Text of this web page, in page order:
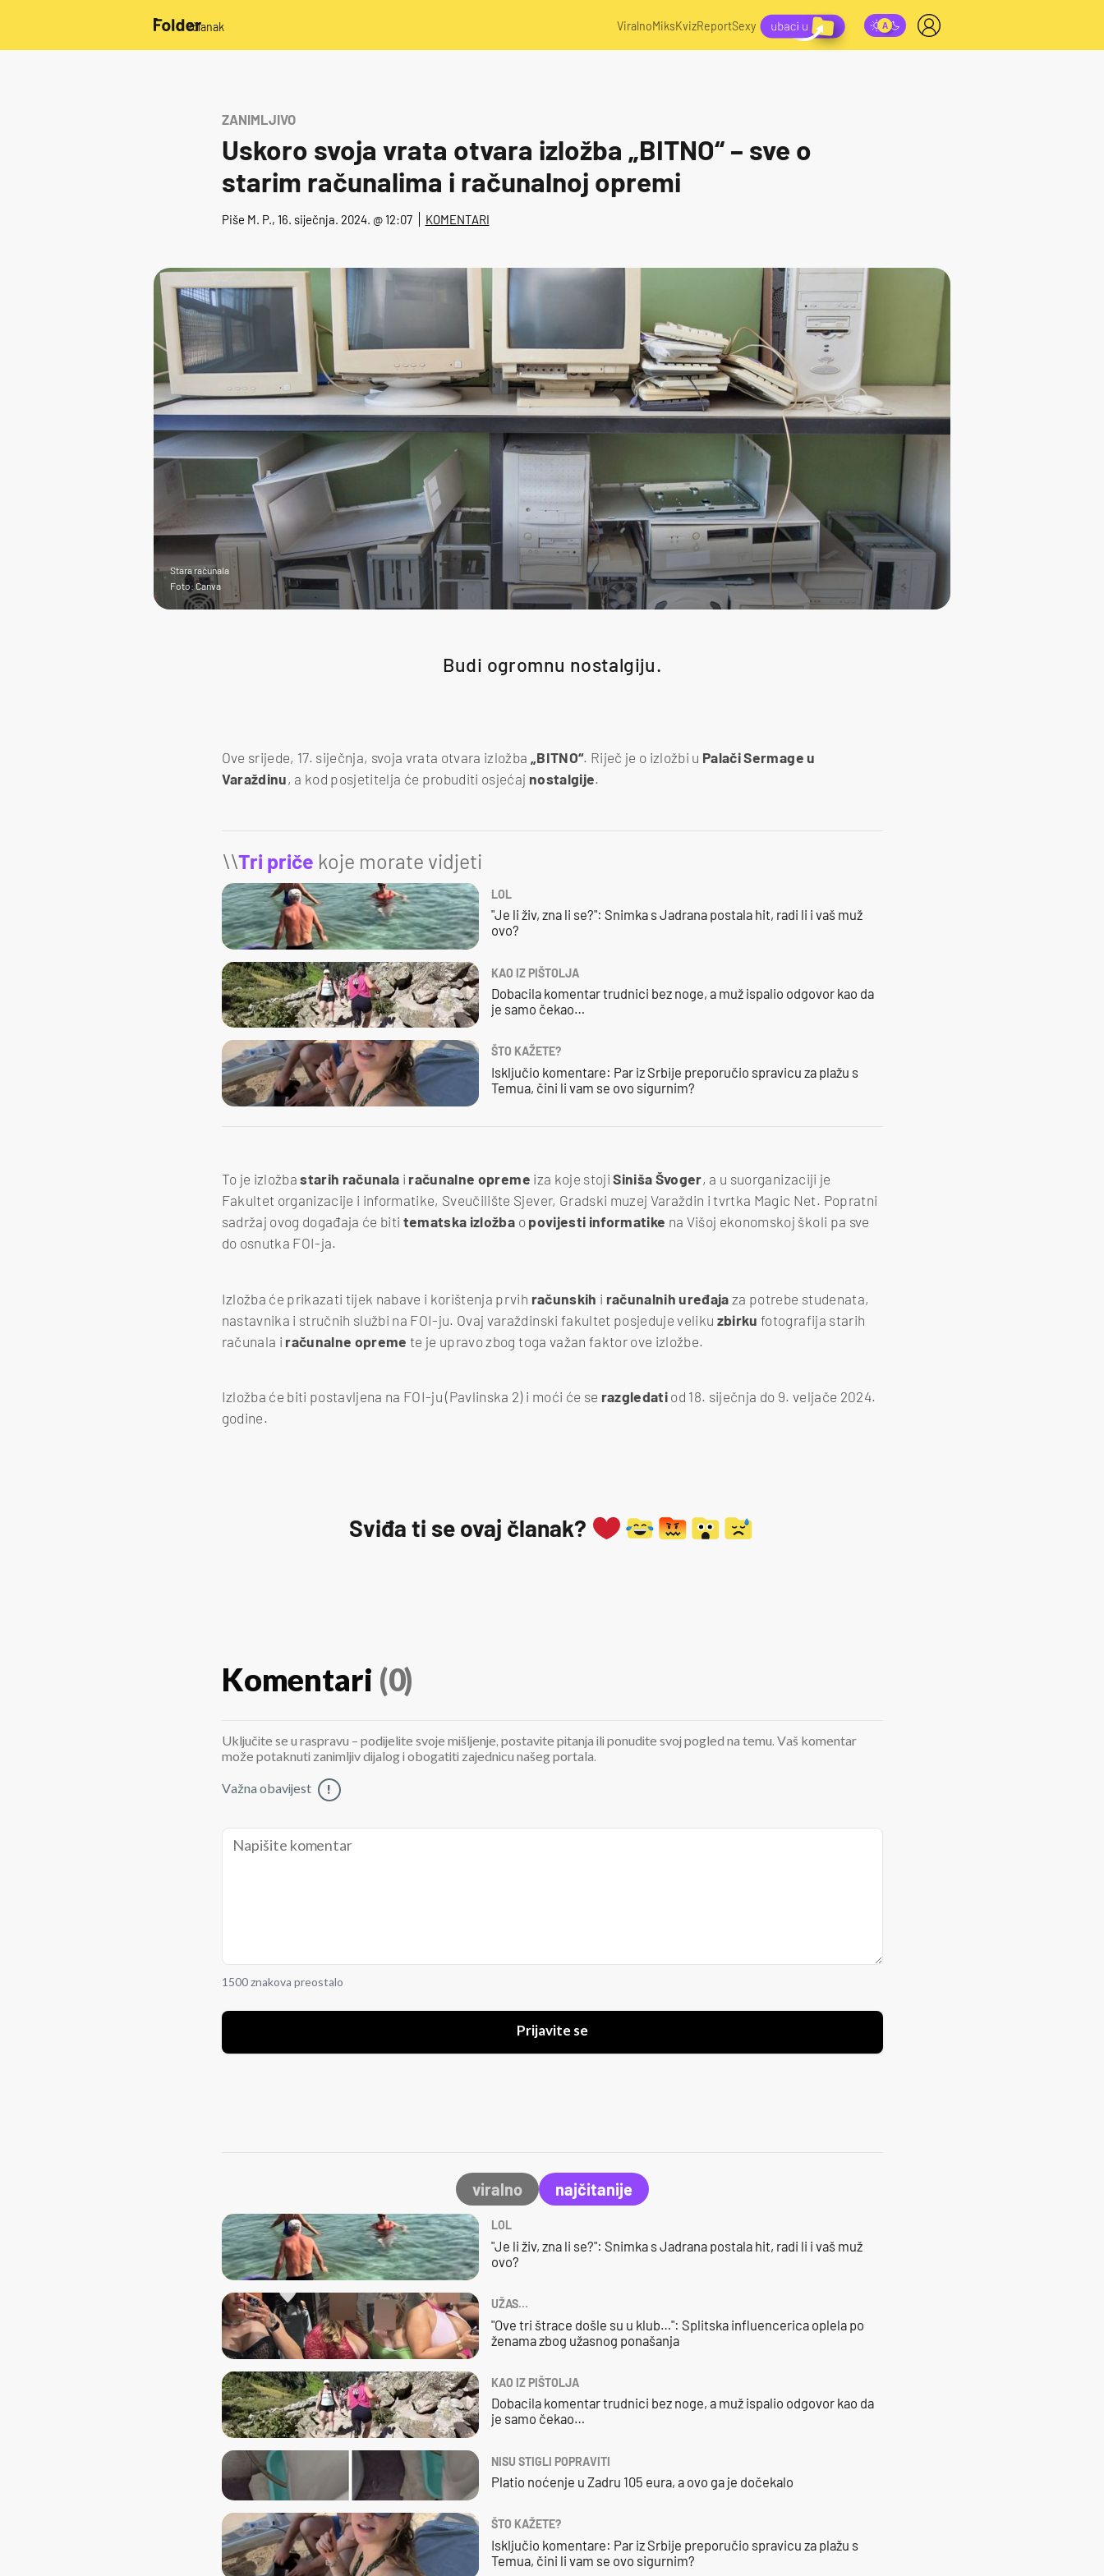
/članak ViralnoMiksKvizReportSexy
ZANIMLJIVO
Uskoro svoja vrata otvara izložba „BITNO“ – sve o
starim računalima i računalnoj opremi
Piše M. P., 16. siječnja. 2024. @ 12:07 KOMENTARI
Stara računala
Foto: Canva
Budi ogromnu nostalgiju.
Ove srijede, 17. siječnja, svoja vrata otvara izložba „BITNO“. Riječ je o izložbi u Palači Sermage u
Varaždinu , a kod posjetitelja će probuditi osjećaj nostalgije.
\\Tri priče koje morate vidjeti
LOL
"Je li živ, zna li se?": Snimka s Jadrana postala hit, radi li i vaš muž
ovo?
KAO IZ PIŠTOLJA
Dobacila komentar trudnici bez noge, a muž ispalio odgovor kao da
je samo čekao…
ŠTO KAŽETE?
Isključio komentare: Par iz Srbije preporučio spravicu za plažu s
Temua, čini li vam se ovo sigurnim?
To je izložbastarih računala i računalne opreme iza koje stojiSiniša Švoger, a u suorganizaciji je
Fakultet organizacije i informatike, Sveučilište Sjever, Gradski muzej Varaždin i tvrtka Magic Net. Popratni
sadržaj ovog događaja će biti tematska izložba o povijesti informatike na Višoj ekonomskoj školi pa sve
do osnutka FOI-ja.
Izložba će prikazati tijek nabave i korištenja prvih računskih i računalnihuređajaza potrebe studenata,
nastavnika i stručnih službi na FOI-ju. Ovaj varaždinski fakultet posjeduje veliku zbirkufotografija starih
računala i računalne opremete je upravo zbog toga važan faktor ove izložbe.
Izložba će biti postavljena na FOI-ju (Pavlinska 2) i moći će se razgledati od 18. siječnja do 9. veljače 2024.
godine.
Sviđa ti se ovaj članak?
Komentari (0)
Uključite se u raspravu – podijelite svoje mišljenje, postavite pitanja ili ponudite svoj pogled na temu. Vaš komentar
može potaknuti zanimljiv dijalog i obogatiti zajednicu našeg portala.
Važna obavijest !
1500 znakova preostalo
Prijavite se
viralno najčitanije
LOL
"Je li živ, zna li se?": Snimka s Jadrana postala hit, radi li i vaš muž
ovo?
UŽAS…
"Ove tri štrace došle su u klub…": Splitska influencerica oplela po
ženama zbog užasnog ponašanja
KAO IZ PIŠTOLJA
Dobacila komentar trudnici bez noge, a muž ispalio odgovor kao da
je samo čekao…
NISU STIGLI POPRAVITI
Platio noćenje u Zadru 105 eura, a ovo ga je dočekalo
ŠTO KAŽETE?
Isključio komentare: Par iz Srbije preporučio spravicu za plažu s
Temua, čini li vam se ovo sigurnim?